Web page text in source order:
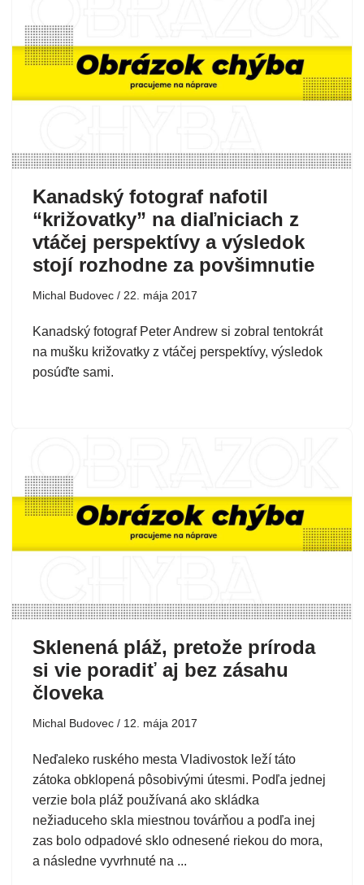
Kanadský fotograf nafotil
“križovatky” na diaľniciach z
vtáčej perspektívy a výsledok
stojí rozhodne za povšimnutie
Michal Budovec 22. mája 2017
Kanadský fotograf Peter Andrew si zobral tentokrát
na mušku križovatky z vtáčej perspektívy, výsledok
posúďte sami.
Sklenená pláž, pretože príroda
si vie poradiť aj bez zásahu
človeka
Michal Budovec 12. mája 2017
Neďaleko ruského mesta Vladivostok leží táto
zátoka obklopená pôsobivými útesmi. Podľa jednej
verzie bola pláž používaná ako skládka
nežiaduceho skla miestnou továrňou a podľa inej
zas bolo odpadové sklo odnesené riekou do mora,
a následne vyvrhnuté na ...